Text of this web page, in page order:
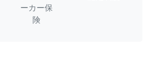
ーカー保
険